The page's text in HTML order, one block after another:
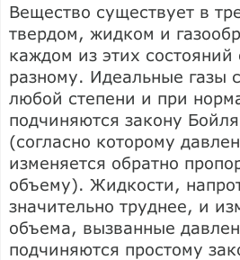
Вещество существует в
твердом, жидком и
каждом из этих
разному. Идеальные газы
любой степени и при
подчиняются закону
(согласно которому
изменяется обратно
объему). Жидкости,
значительно труднее, и
объема, вызванные
подчиняются простому